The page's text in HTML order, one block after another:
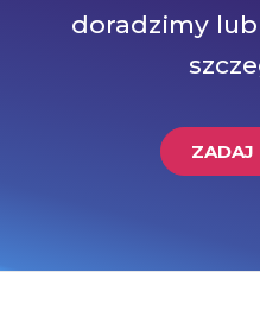
doradzimy
ZADAJ